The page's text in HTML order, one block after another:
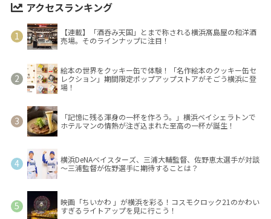
アクセスランキング
【連載】「酒呑み天国」とまで称される横浜髙島屋の和洋酒
売場。そのラインナップに注目！
絵本の世界をクッキー缶で体験！「名作絵本のクッキー缶セ
レクション」期間限定ポップアップストアがそごう横浜に登
場！
「記憶に残る渾身の一杯を作ろう。」横浜ベイシェラトンで
ホテルマンの情熱が注ぎ込まれた至高の一杯が誕生！
横浜DeNAベイスターズ、三浦大輔監督、佐野恵太選手が対談
～三浦監督が佐野選手に期待することは？
映画「ちいかわ 」が横浜を彩る！コスモクロック21のかわい
すぎるライトアップを見に行こう！